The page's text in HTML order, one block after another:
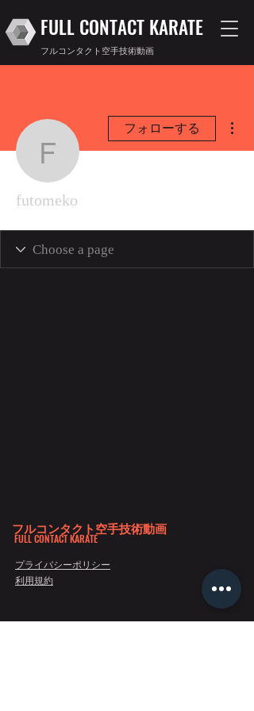
フルコンタクト空手技術動画
FULL CONTACT KARATE
futomeko
フォローする
futomeko
フルコンタクト空手技術動画
FULL CONTACT KARATE
プライバシーポリシー
利用規約